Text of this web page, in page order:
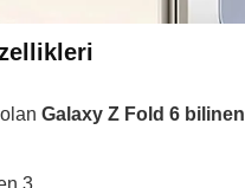
Galaxy Z Fold 6
3